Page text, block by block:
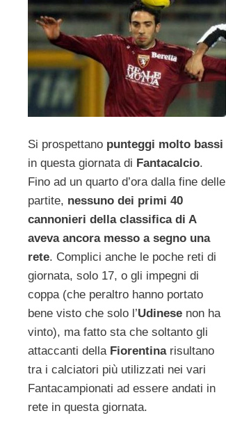
Si prospettano punteggi molto bassi
in questa giornata di Fantacalcio.
Fino ad un quarto d’ora dalla fine delle
partite, nessuno dei primi 40
cannonieri della classifica di A
aveva ancora messo a segno una
rete. Complici anche le poche reti di
giornata, solo 17, o gli impegni di
coppa (che peraltro hanno portato
bene visto che solo l’Udinese non ha
vinto), ma fatto sta che soltanto gli
attaccanti della Fiorentina risultano
tra i calciatori più utilizzati nei vari
Fantacampionati ad essere andati in
rete in questa giornata.